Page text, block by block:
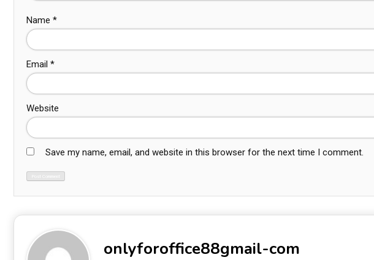
Name *
Email *
Website
Save my name, email, and website in this browser for the next time I comment.
onlyforoffice88gmail-com